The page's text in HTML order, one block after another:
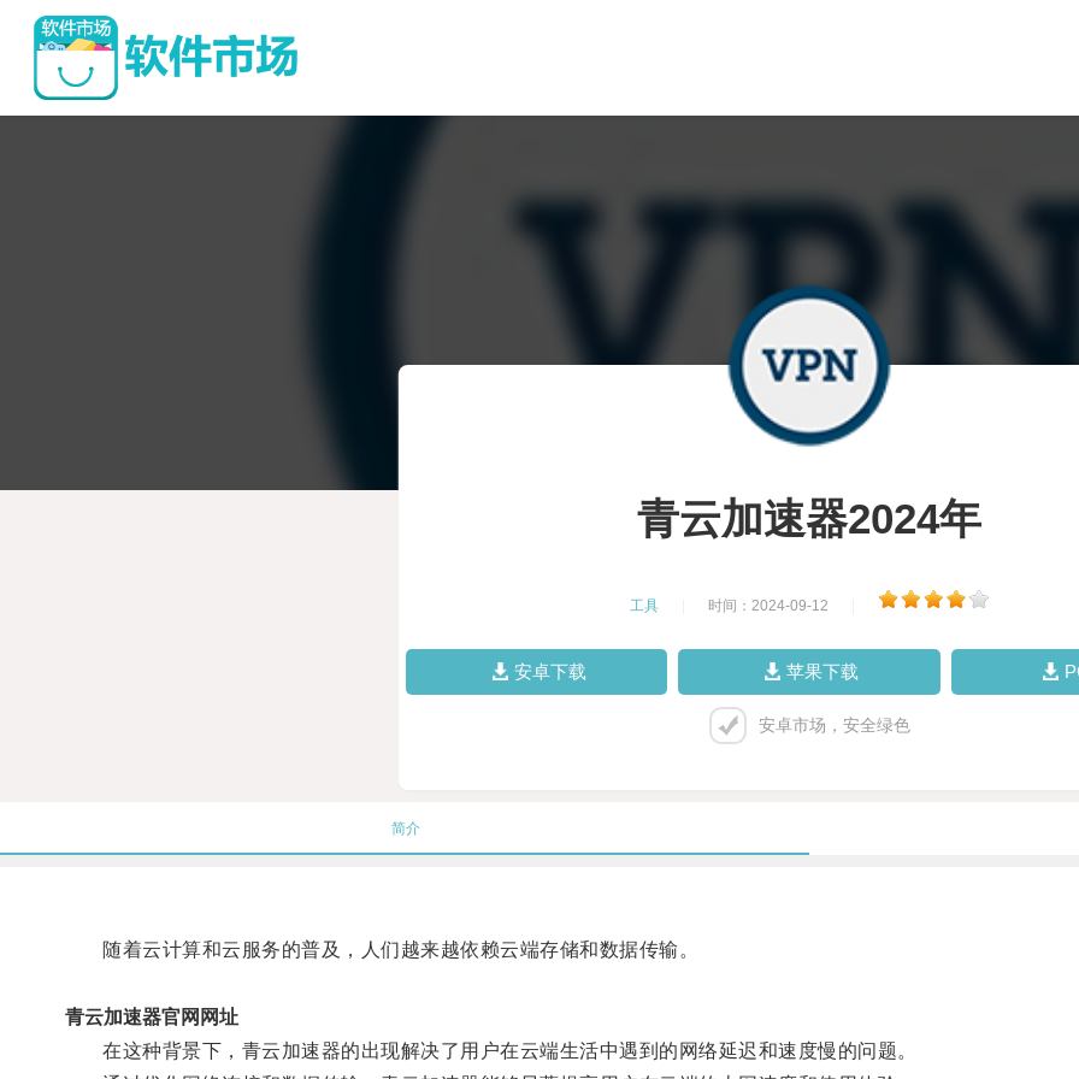
青云加速器2024年
工具 时间：2024-09-12
安卓下载 苹果下载
安卓市场，安全绿色
简介
随着云计算和云服务的普及，人们越来越依赖云端存储和数据传输。
青云加速器官网网址
在这种背景下，青云加速器的出现解决了用户在云端生活中遇到的网络延迟和速度慢的问题。